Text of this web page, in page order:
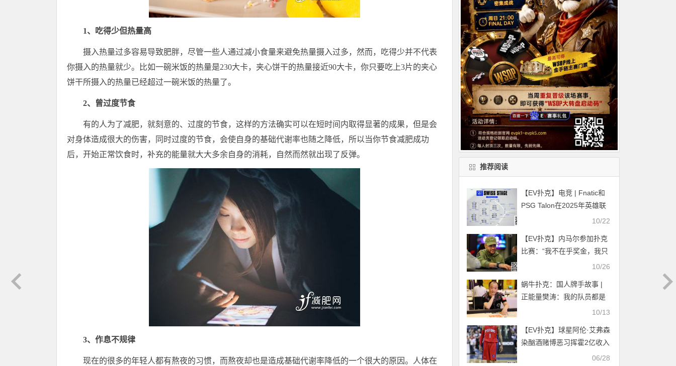
1、吃得少但热量高
摄入热量过多容易导致肥胖，尽管一些人通过减小食量来避免热量摄入过多，然而，吃得少并不代表
你摄入的热量就少。比如一碗米饭的热量是230大卡，夹心饼干的热量接近90大卡，你只要吃上3片的夹心
饼干所摄入的热量已经超过一碗米饭的热量了。
2、曾过度节食
有的人为了减肥，就刻意的、过度的节食，这样的方法确实可以在短时间内取得显著的成果，但是会
对身体造成很大的伤害，同时过度的节食，会使自身的基础代谢率也随之降低，所以当你节食减肥成功
后，开始正常饮食时，补充的能量就大大多余自身的消耗，自然而然就出现了反弹。
3、作息不规律
现在的很多的年轻人都有熬夜的习惯，而熬夜却也是造成基础代谢率降低的一个很大的原因。人体在
推荐阅读
【EV扑克】电竞 | Fnatic和
PSG Talon在2025年英雄联
盟全球总决赛中早早被淘汰
10/22
【EV扑克】内马尔参加扑克
比赛：“我不在乎奖金，我只
10/26
蜗牛扑克：国人牌手故事 |
正能量樊涛：我的队员都是
10/13
【EV扑克】球星阿伦·艾弗森
染酗酒赌博恶习挥霍2亿收入
后，迎来人生下半场的机会
06/28